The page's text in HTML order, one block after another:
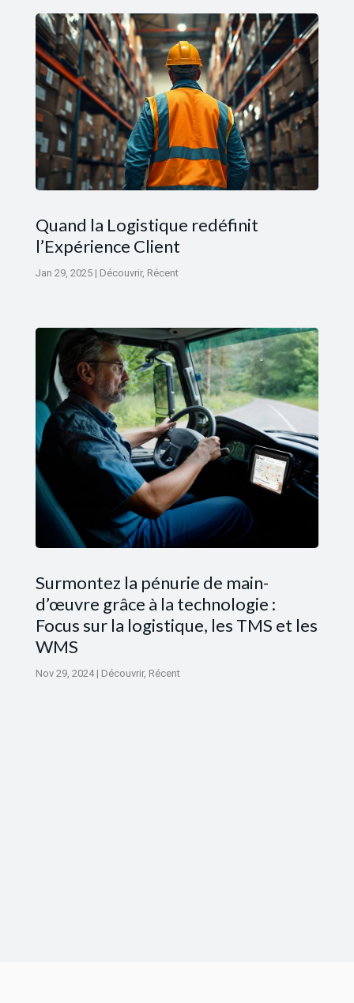
Quand la Logistique redéfinit
l’Expérience Client
Jan 29, 2025| Découvrir, Récent
Surmontez la pénurie de main-
d’œuvre grâce à la technologie :
Focus sur la logistique, les TMS et les
WMS
Nov 29, 2024| Découvrir, Récent